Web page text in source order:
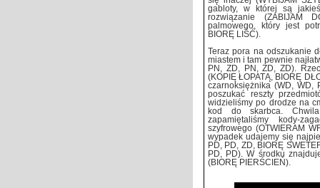
gabloty, w której są
rozwiązanie (ZABIJAM
palmowego, który jest
BIORĘ LIŚĆ).
Teraz pora na odszukanie
miastem i tam pewnie
PN, ZD, PN, ZD, ZD).
(KOPIĘ ŁOPATĄ, BIORĘ
czarnoksiężnika (WD, WD,
poszukać reszty
widzieliśmy po drodze na
kod do skarbca.
zapamiętaliśmy kody-
szyfrowego (OTWIERAM
wypadek udajemy się
PD, PD, ZD, BIORĘ
PD, PD). W środku
(BIORĘ PIERŚCIEŃ).